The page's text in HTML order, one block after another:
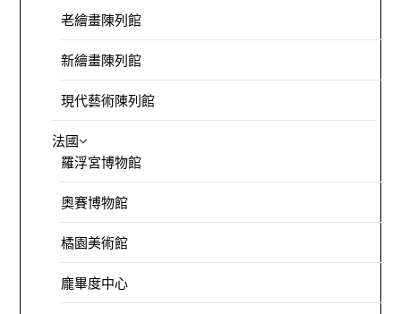
老繪畫陳列館
新繪畫陳列館
現代藝術陳列館
法國
羅浮宮博物館
奧賽博物館
橘園美術館
龐畢度中心